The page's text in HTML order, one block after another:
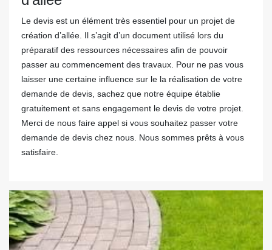
Le devis est un élément très essentiel pour un projet de
création d’allée. Il s’agit d’un document utilisé lors du
préparatif des ressources nécessaires afin de pouvoir
passer au commencement des travaux. Pour ne pas vous
laisser une certaine influence sur le la réalisation de votre
demande de devis, sachez que notre équipe établie
gratuitement et sans engagement le devis de votre projet.
Merci de nous faire appel si vous souhaitez passer votre
demande de devis chez nous. Nous sommes prêts à vous
satisfaire.